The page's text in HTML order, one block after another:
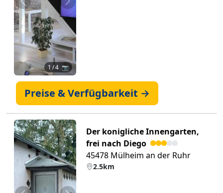
Zurück Weiter
1 / 4 📷
Preise & Verfügbarkeit →
Der konigliche Innengarten,
frei nach Diego
45478 Mülheim an der Ruhr
2.5km